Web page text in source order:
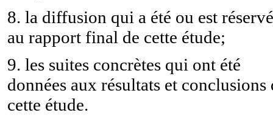
8. la diffusion qui a été ou est
au rapport final de cette étude;
9. les suites concrètes qui ont été
données aux résultats et conclusions
cette étude.